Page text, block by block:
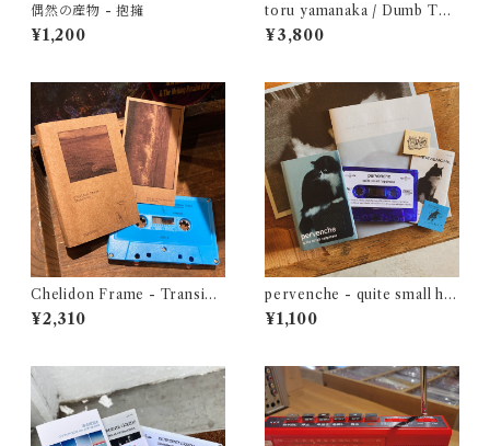
偶然の産物 - 抱擁
¥1,200
toru yamanaka / Dumb Typ
e - Suspense and Romance
1987（casette + book）
¥3,800
Chelidon Frame - Transien
ce
¥2,310
pervenche - quite small ha
ppiness
¥1,100